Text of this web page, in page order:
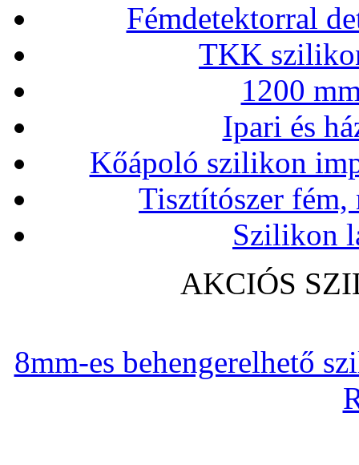
Fémdetektorral
TKK
1200
Ipari és
Kőápoló szilikon
Tisztítószer
Szilikon
AKCIÓS
8mm-es behengerelhető